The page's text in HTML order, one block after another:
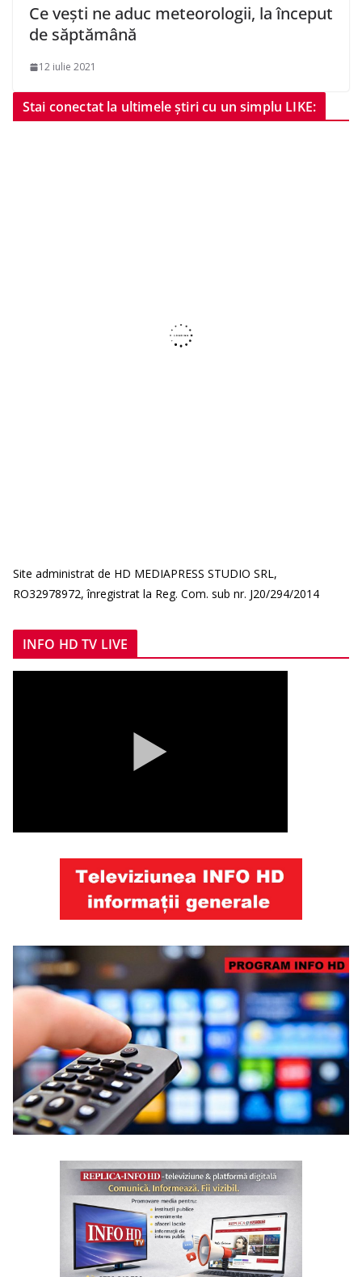
Ce vești ne aduc meteorologii, la început
de săptămână
12 iulie 2021
Stai conectat la ultimele știri cu un simplu LIKE:
Site administrat de HD MEDIAPRESS STUDIO SRL,
RO32978972, înregistrat la Reg. Com. sub nr. J20/294/2014
INFO HD TV LIVE